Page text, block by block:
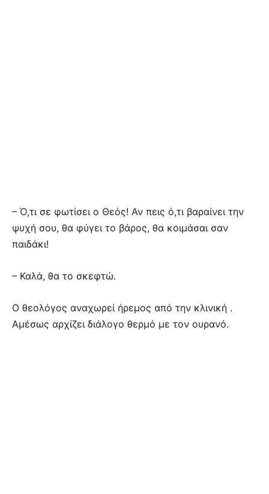
– Ό,τι σε φωτίσει ο Θεός! Αν πεις ό,τι βαραίνει την
ψυχή σου, θα φύγει το βάρος, θα κοιμάσαι σαν
παιδάκι!
– Καλά, θα το σκεφτώ.
Ο θεολόγος αναχωρεί ήρεμος από την κλινική .
Αμέσως αρχίζει διάλογο θερμό με τον ουρανό.